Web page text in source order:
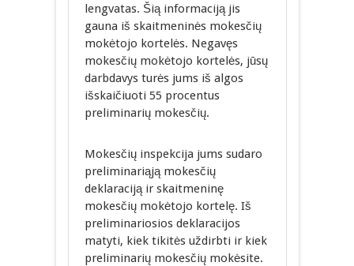
lengvatas. Šią informaciją jis
gauna iš skaitmeninės mokesčių
mokėtojo kortelės. Negavęs
mokesčių mokėtojo kortelės, jūsų
darbdavys turės jums iš algos
išskaičiuoti 55 procentus
preliminarių mokesčių.
Mokesčių inspekcija jums sudaro
preliminariąją mokesčių
deklaraciją ir skaitmeninę
mokesčių mokėtojo kortelę. Iš
preliminariosios deklaracijos
matyti, kiek tikitės uždirbti ir kiek
preliminarių mokesčių mokėsite.